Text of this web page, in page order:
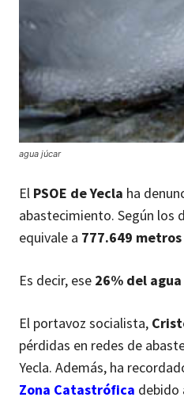
agua júcar
El PSOE de Yecla ha
abastecimiento. Según los
equivale a 777.649
Es decir, ese 26% del
El portavoz socialista,
pérdidas en redes de
Yecla. Además, ha
Zona Catastrófica debido